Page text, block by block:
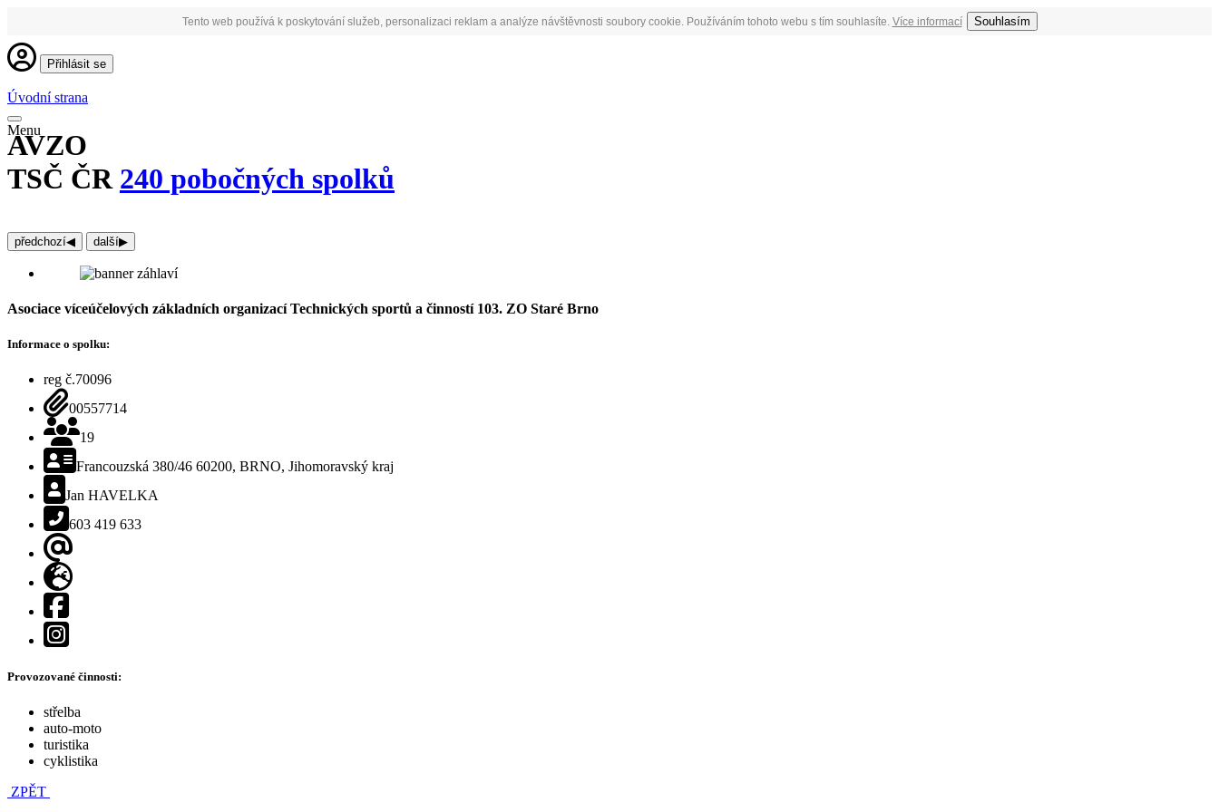
Tento web používá k poskytování služeb, personalizaci reklam a analýze návštěvnosti soubory cookie. Používáním tohoto webu s tím souhlasíte. Více informací Souhlasím
Přihlásit se
Úvodní strana
Menu
AVZO
TSČ ČR 240 pobočných spolků
předchozí◀︎ další▶︎
Asociace víceúčelových základních organizací Technických sportů a činností 103. ZO Staré Brno
Informace o spolku:
reg č.70096
00557714
19
Adresa, psč, kraj
Francouzská 380/46 60200, BRNO, Jihomoravský kraj
Kontaktní osoba
Jan HAVELKA
Telefon
603 419 633
E-mail
Web
Facebook
Instagram
Provozované činnosti:
střelba
auto-moto
turistika
cyklistika
ZPĚT